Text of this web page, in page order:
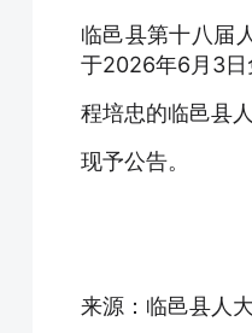
临邑县第十八届
于2026年6月3日
程培忠的临邑县
现予公告。
来源：临邑县人